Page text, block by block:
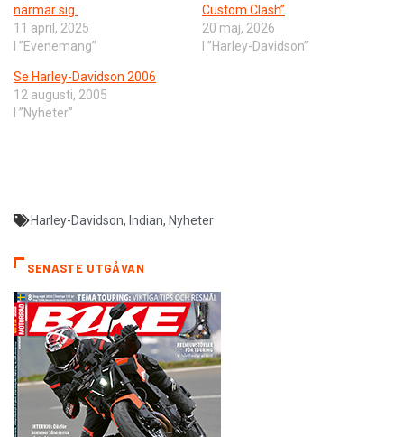
närmar sig
11 april, 2025
I ”Evenemang”
Custom Clash”
20 maj, 2026
I ”Harley-Davidson”
Se Harley-Davidson 2006
12 augusti, 2005
I ”Nyheter”
Harley-Davidson, Indian, Nyheter
SENASTE UTGÅVAN